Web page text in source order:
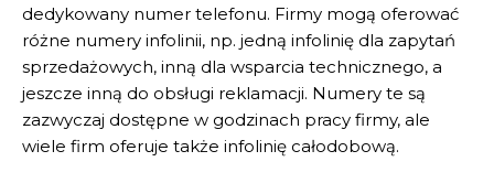
dedykowany numer telefonu. Firmy mogą oferować
różne numery infolinii, np. jedną infolinię dla zapytań
sprzedażowych, inną dla wsparcia technicznego, a
jeszcze inną do obsługi reklamacji. Numery te są
zazwyczaj dostępne w godzinach pracy firmy, ale
wiele firm oferuje także infolinię całodobową.